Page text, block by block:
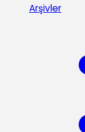
Arşivler